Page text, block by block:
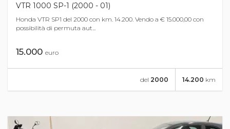
VTR 1000 SP-1 (2000 - 01)
Honda VTR SP1 del 2000 con km. 14.200. Vendo a € 15.000,00 con
possibilità di permuta aut...
15.000 euro
14.200 km
del 2000